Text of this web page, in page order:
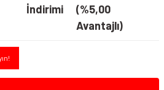
İndirimi
(%5,00
Avantajlı)